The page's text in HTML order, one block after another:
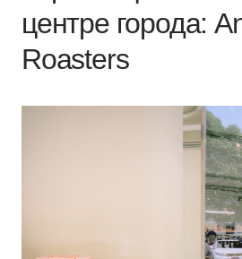
центре города:
Roasters